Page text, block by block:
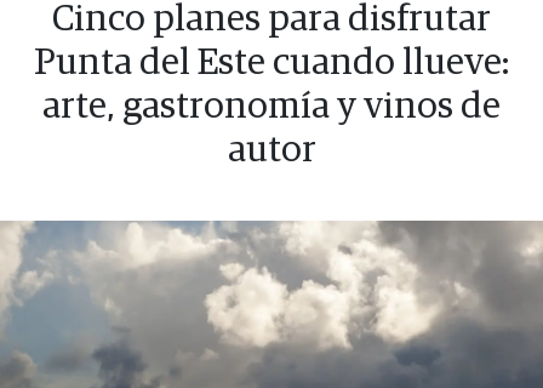
Cinco planes para disfrutar
Punta del Este cuando llueve:
arte, gastronomía y vinos de
autor